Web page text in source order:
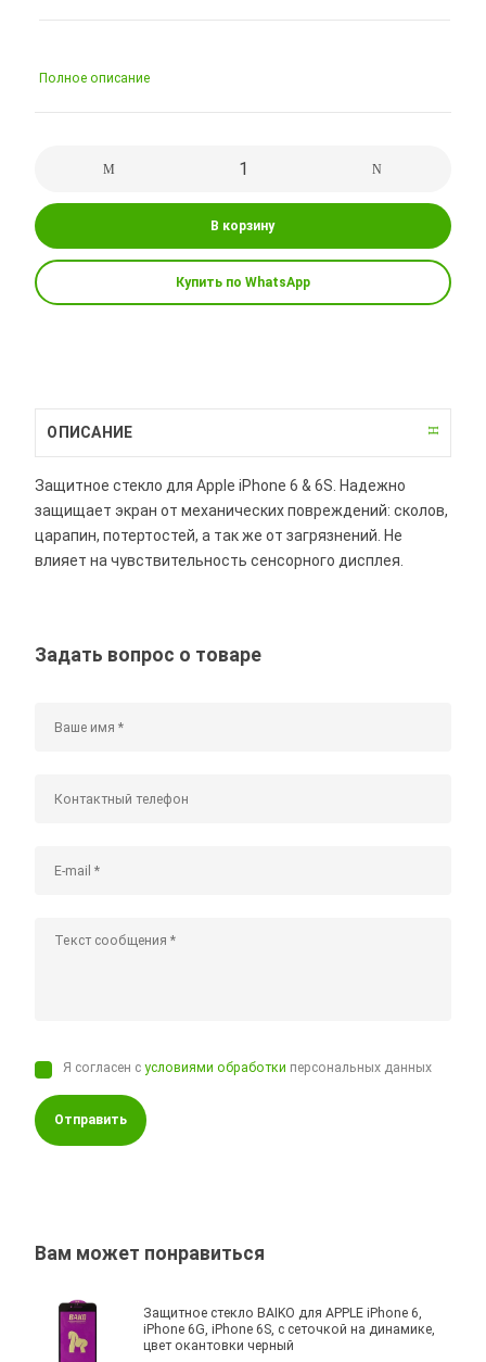
Полное описание
В корзину
Купить по WhatsApp
ОПИСАНИЕ
Защитное стекло для Apple iPhone 6 & 6S. Надежно
защищает экран от механических повреждений: сколов,
царапин, потертостей, а так же от загрязнений. Не
влияет на чувствительность сенсорного дисплея.
Задать вопрос о товаре
Я согласен сусловиями обработки персональных данных
Отправить
Вам может понравиться
Защитное стекло BAIKO для APPLE iPhone 6,
iPhone 6G, iPhone 6S, с сеточкой на динамике,
цвет окантовки черный